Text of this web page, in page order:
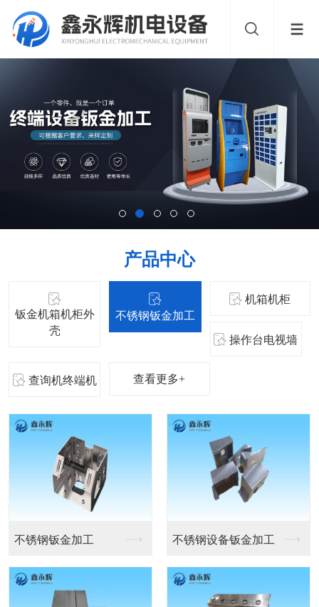
产品中心
钣金机箱机柜外
壳
不锈钢钣金加工
机箱机柜
操作台电视墙
查询机终端机 查看更多+
机箱机柜 医疗设备机箱外壳